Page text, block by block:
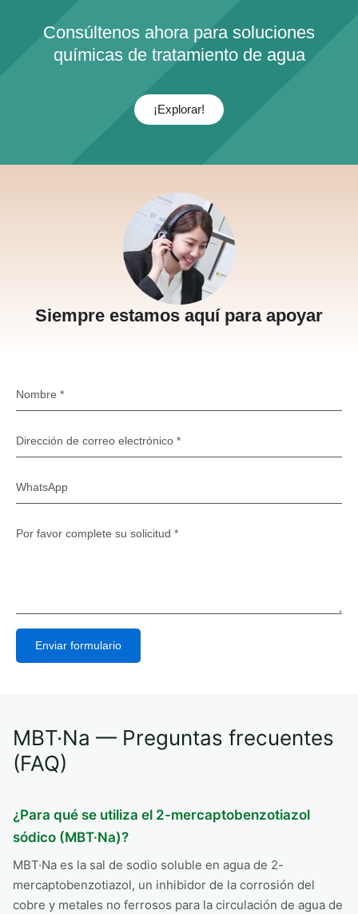
Consúltenos ahora para soluciones
químicas de tratamiento de agua
¡Explorar!
Siempre estamos aquí para apoyar
Enviar formulario
MBT·Na — Preguntas frecuentes
(FAQ)
¿Para qué se utiliza el 2-mercaptobenzotiazol
sódico (MBT·Na)?
MBT·Na es la sal de sodio soluble en agua de 2-
mercaptobenzotiazol, un inhibidor de la corrosión del
cobre y metales no ferrosos para la circulación de agua de